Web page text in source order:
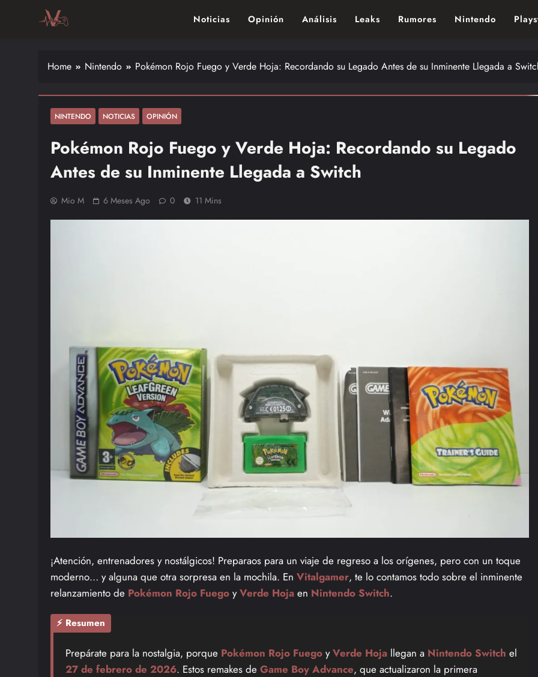
Noticias Opinión Análisis Leaks Rumores Nintendo
Home Nintendo Pokémon Rojo Fuego y Verde Hoja: Recordando su Legado Antes de su Inminente Llegada a
NINTENDO NOTICIAS OPINIÓN
Pokémon Rojo Fuego y Verde Hoja: Recordando su Legado
Antes de su Inminente Llegada a Switch
Mio M 6 Meses Ago 0 11 Mins
¡Atención, entrenadores y nostálgicos! Preparaos para un viaje de regreso a los orígenes, pero con un toque
moderno… y alguna que otra sorpresa en la mochila. En Vitalgamer, te lo contamos todo sobre el inminente
relanzamiento de Pokémon Rojo Fuego yVerde Hoja en Nintendo Switch.
⚡ Resumen
Prepárate para la nostalgia, porque Pokémon Rojo Fuego yVerde Hoja llegan a Nintendo Switch el
27 de febrero de 2026. Estos remakes de Game Boy Advance, que actualizaron la primera